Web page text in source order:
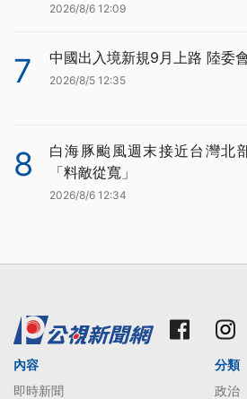
2026/8/6 12:09
7 中國出入境新規9月上路 陸委
2026/8/5 12:35
8
白海豚颱風週末接近台灣北
「料敵從寬」
2026/8/6 12:34
內容
即時新聞
分類
政治